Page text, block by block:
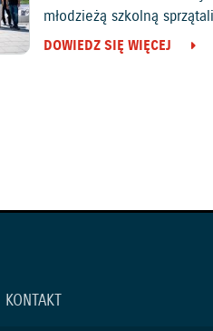
młodzieżą szkolną
DOWIEDZ SIĘ WIĘCEJ
KONTAKT